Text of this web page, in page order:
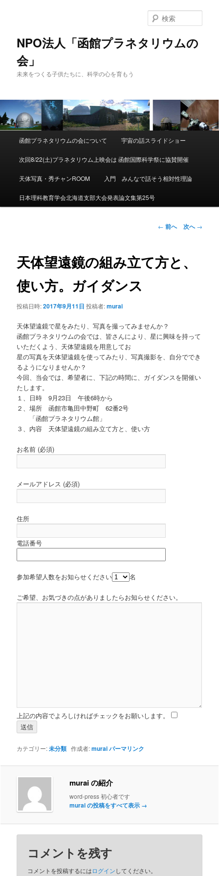
NPO法人「函館プラネタリウムの
会」
未来をつくる子供たちに、科学の心を育もう
索
メ
イ
ン
コ
ン
ツ
へ
移
動
函館プラネタリウムの会について 宇宙の話スライドショー
次回8/22(土)プラネタリウム上映会は 函館国際科学祭に協賛開催
天体写真・秀チャンROOM 入門 みんなで話そう相対性理論
日本理科教育学会北海道支部大会発表論文集第25号
投
ビ
ゲ
← 前へ 次へ→
天体望遠鏡の組み立て方と、
使い方。ガイダンス
投稿日時:2017年9月11日 投稿者:murai
天体望遠鏡で星をみたり、写真を撮ってみませんか？
函館プラネタリウムの会では、皆さんにより、星に興味を持って
いただくよう、天体望遠鏡を用意してお
星の写真を天体望遠鏡を使ってみたり、写真撮影を、自分ででき
るようになりませんか？
今回、当会では、希望者に、下記の時間に、ガイダンスを開催い
たします。
１、日時 9月23日 午後6時から
２、場所 函館市亀田中野町 62番2号
「函館プラネタリウム館」
３、内容 天体望遠鏡の組み立て方と、使い方
お名前 (必須)
メールアドレス (必須)
住所
電話番号
参加希望人数をお知らせください 名
ご希望、お気づきの点がありましたらお知らせください。
上記の内容でよろしければチェックをお願いします。
カテゴリー:未分類 作成者:muraiパーマリンク
murai の紹介
word-press 初心者です
murai の投稿をすべて表示 →
コメントを残す
コメントを投稿するにはログインしてください。